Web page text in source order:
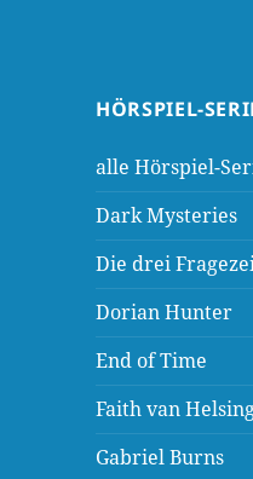
HÖRSPIEL-
alle Hörspiel-
Dark Mysteries
Die drei
Dorian Hunter
End of Time
Faith van
Gabriel Burns